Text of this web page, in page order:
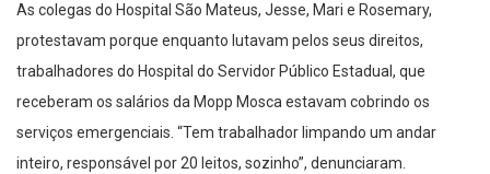
As colegas do Hospital São Mateus, Jesse, Mari e Rosemary,
protestavam porque enquanto lutavam pelos seus direitos,
trabalhadores do Hospital do Servidor Público Estadual, que
receberam os salários da Mopp Mosca estavam cobrindo os
serviços emergenciais. “Tem trabalhador limpando um andar
inteiro, responsável por 20 leitos, sozinho”, denunciaram.